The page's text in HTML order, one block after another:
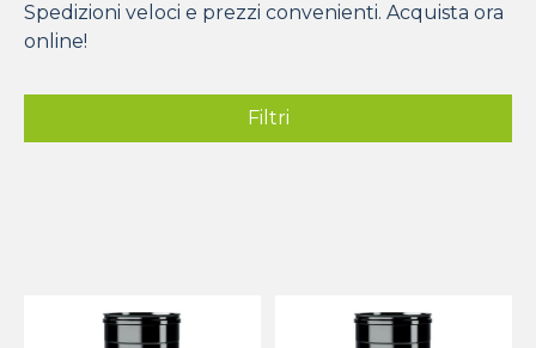
Spedizioni veloci e prezzi convenienti. Acquista ora
online!
Filtri